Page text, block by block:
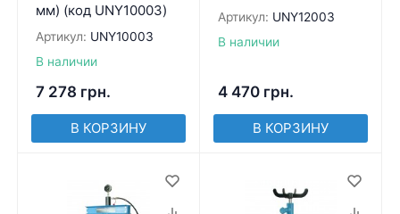
мм) (код UNY10003)
Артикул: UNY10003
В наличии
7 278 грн.
В КОРЗИНУ
Артикул: UNY12003
В наличии
4 470 грн.
В КОРЗИНУ